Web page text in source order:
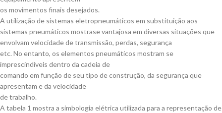
os movimentos finais desejados.
A utilização de sistemas eletropneumáticos em substituição aos
sistemas pneumáticos mostrase vantajosa em diversas situações que
envolvam velocidade de transmissão, perdas, segurança
etc. No entanto, os elementos pneumáticos mostram se
imprescindíveis dentro da cadeia de
comando em função de seu tipo de construção, da segurança que
apresentam e da velocidade
de trabalho.
A tabela 1 mostra a simbologia elétrica utilizada para a representação de